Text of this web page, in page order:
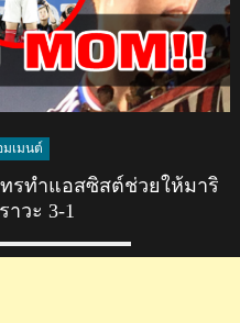
มเมนต์
รทำแอสซิสต์ช่วยให้มาริ
วะ 3-1